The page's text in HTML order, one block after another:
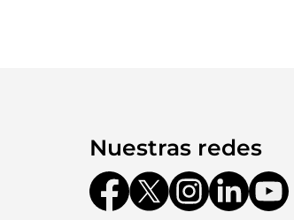
Nuestras redes